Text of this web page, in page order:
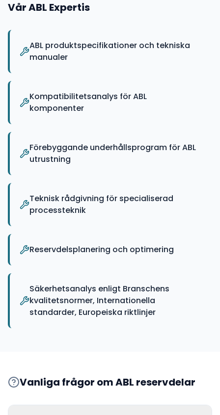
VårABL Expertis
ABL produktspecifikationer och tekniska
manualer
Kompatibilitetsanalys för ABL
komponenter
Förebyggande underhållsprogram för ABL
utrustning
Teknisk rådgivning för specialiserad
processteknik
Reservdelsplanering och optimering
Säkerhetsanalys enligt Branschens
kvalitetsnormer, Internationella
standarder, Europeiska riktlinjer
Vanliga frågor omABL reservdelar